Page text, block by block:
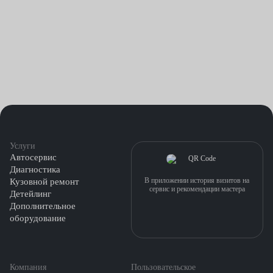
Услуги
Автосервис
Диагностика
Кузовной ремонт
Детейлинг
Дополнительное
оборудование
Компания
Пользовательское
В приложении история визитов на
сервис и рекомендации мастера